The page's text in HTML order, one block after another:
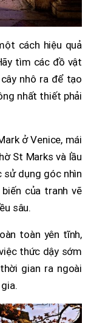
cách hiệu quả
tìm các đồ vật
nhô ra để tạo
nhất thiết phải
ở Venice, mái
St Marks và lầu
sử dụng góc nhìn
của tranh vẽ
sâu.
toàn yên tĩnh,
thức dậy sớm
gian ra ngoài